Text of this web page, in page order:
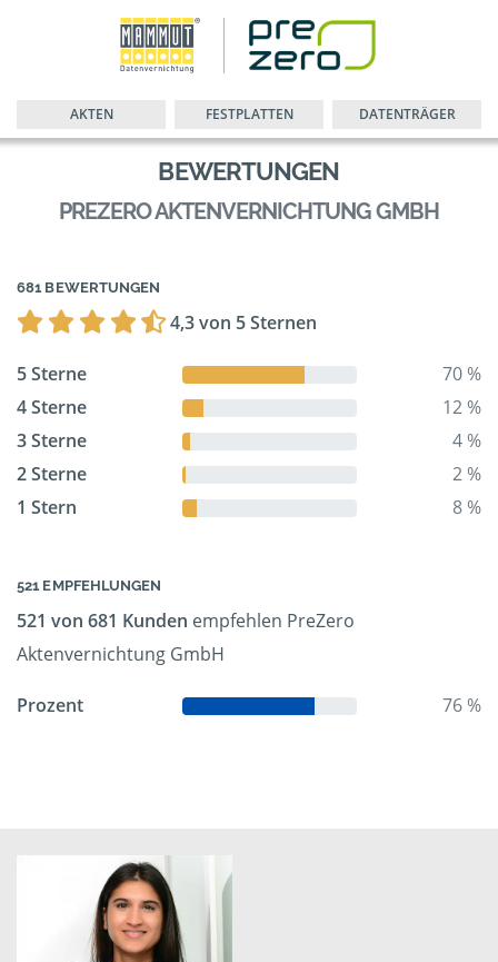
AKTEN FESTPLATTEN DATENTRÄGER
BEWERTUNGEN
PREZERO AKTENVERNICHTUNG GMBH
681 BEWERTUNGEN
4,3 von 5 Sternen
5 Sterne
70 %
4 Sterne
12 %
3 Sterne
4 %
2 Sterne
2 %
1 Stern
8 %
521 EMPFEHLUNGEN
521 von 681 Kunden empfehlen PreZero
Aktenvernichtung GmbH
Prozent 76 %